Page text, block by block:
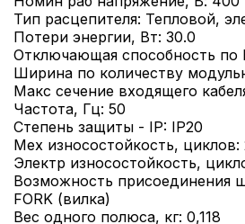
Тип расцепителя: Тепловой,
Потери энергии, Вт: 30.0
Отключающая способность по
Ширина по количеству
Макс сечение входящего
Частота, Гц: 50
Степень защиты - IP: IP20
Мех износостойкость, циклов:
Электр износостойкость,
Возможность присоединения
FORK (вилка)
Вес одного полюса, кг: 0,118